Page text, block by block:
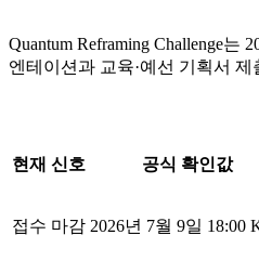
Quantum Reframing Challenge
엔테이션과 교육·예선 기획서
현재 신호 공식 확인값
접수 마감 2026년 7월 9일 18:00